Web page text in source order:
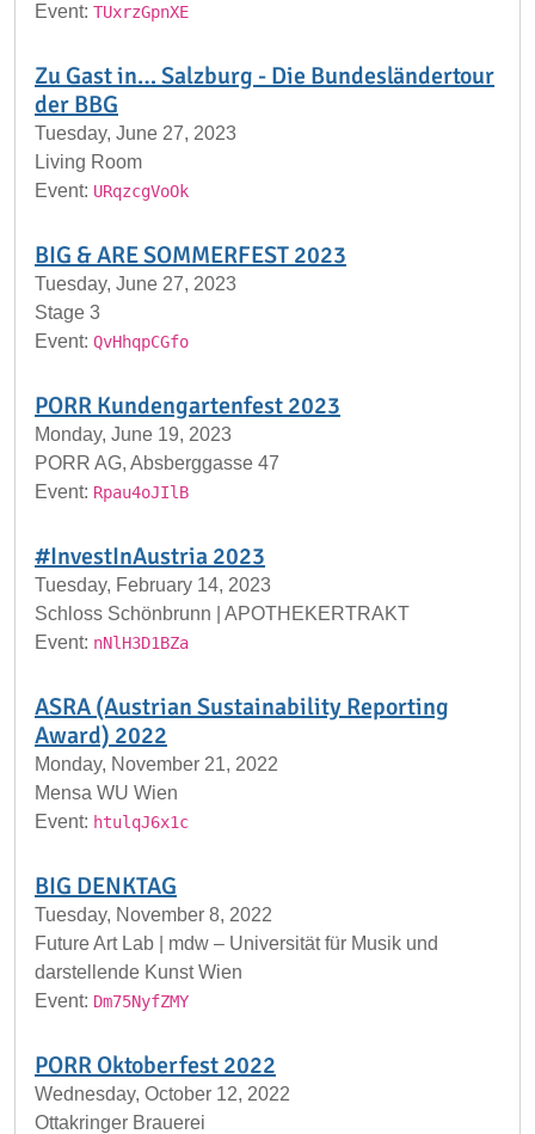
Event: TUxrzGpnXE
Zu Gast in… Salzburg - Die Bundesländertour
der BBG
Tuesday, June 27, 2023
Living Room
Event: URqzcgVoOk
BIG & ARE SOMMERFEST 2023
Tuesday, June 27, 2023
Stage 3
Event: QvHhqpCGfo
PORR Kundengartenfest 2023
Monday, June 19, 2023
PORR AG, Absberggasse 47
Event: Rpau4oJIlB
#InvestInAustria 2023
Tuesday, February 14, 2023
Schloss Schönbrunn | APOTHEKERTRAKT
Event: nNlH3D1BZa
ASRA (Austrian Sustainability Reporting
Award) 2022
Monday, November 21, 2022
Mensa WU Wien
Event: htulqJ6x1c
BIG DENKTAG
Tuesday, November 8, 2022
Future Art Lab | mdw – Universität für Musik und
darstellende Kunst Wien
Event: Dm75NyfZMY
PORR Oktoberfest 2022
Wednesday, October 12, 2022
Ottakringer Brauerei